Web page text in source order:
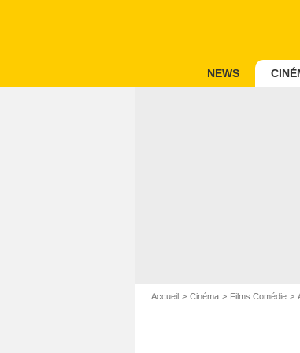
NEWS
Accueil Cinéma Films Comédie